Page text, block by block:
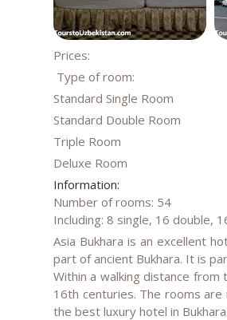
Prices:
Type of room:
Standard Single Room
Standard Double Room
Triple Room
Deluxe Room
Information:
Number of rooms: 54
Including: 8 single, 16 double,
Asia Bukhara is an excellent
part of ancient Bukhara. It is
Within a walking distance
16th centuries. The rooms
the best luxury hotel in